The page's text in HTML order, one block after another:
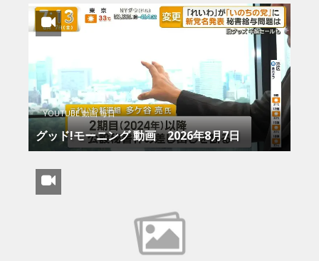
YOUTUBE 動画 毎日
グッド!モーニング 動画 2026年8月7日